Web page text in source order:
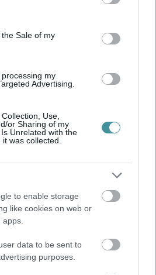
Google and its third-party tags to
purposes in below Google
Sale of my
my
Advertising.
Use,
or Sharing of my
Unrelated with the
was collected.
to enable storage
like cookies on web or
data to be sent to
purposes.
nem hiányoznak most, amikor a
/ MTI
nem akarjuk Putyint Európában!
vízióját arról, hogy hogy kell kinéznia
osztják: eszerint az állam autoriter, a
és az erő kultuszát élteti, nem a
április 3-ra, és Tusk szerint az
lesz Európa jövőjének.
mi azonban szavazólappal tudunk
– mutatott rá Tusk.
hinni azoknak a politkusoknak,
hirdetik. Csak akkor leszünk
ha egész Európában el
azokat a politikusokat, akik így